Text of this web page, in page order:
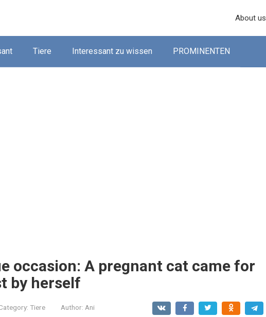
About us
Tiere Interessant zu wissen PROMINENTEN
occasion: A pregnant cat came for
by herself
Tiere Author: Ani